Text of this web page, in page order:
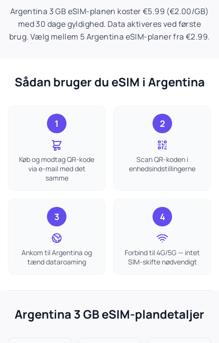
Argentina 3 GB eSIM-planen koster €5.99 (€2.00/GB)
med 30 dage gyldighed. Data aktiveres ved første
brug. Vælg mellem 5 Argentina eSIM-planer fra €2.99.
Sådan bruger du eSIM i Argentina
1
Køb og modtag QR-kode
via e-mail med det
samme
2
Scan QR-koden i
enhedsindstillingerne
3
Ankom til Argentina og
tænd dataroaming
4
Forbind til 4G/5G — intet
SIM-skifte nødvendigt
Argentina 3 GB eSIM-plandetaljer